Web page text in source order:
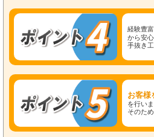
経験豊
から安心
手抜き
お客様
を行いま
そのた